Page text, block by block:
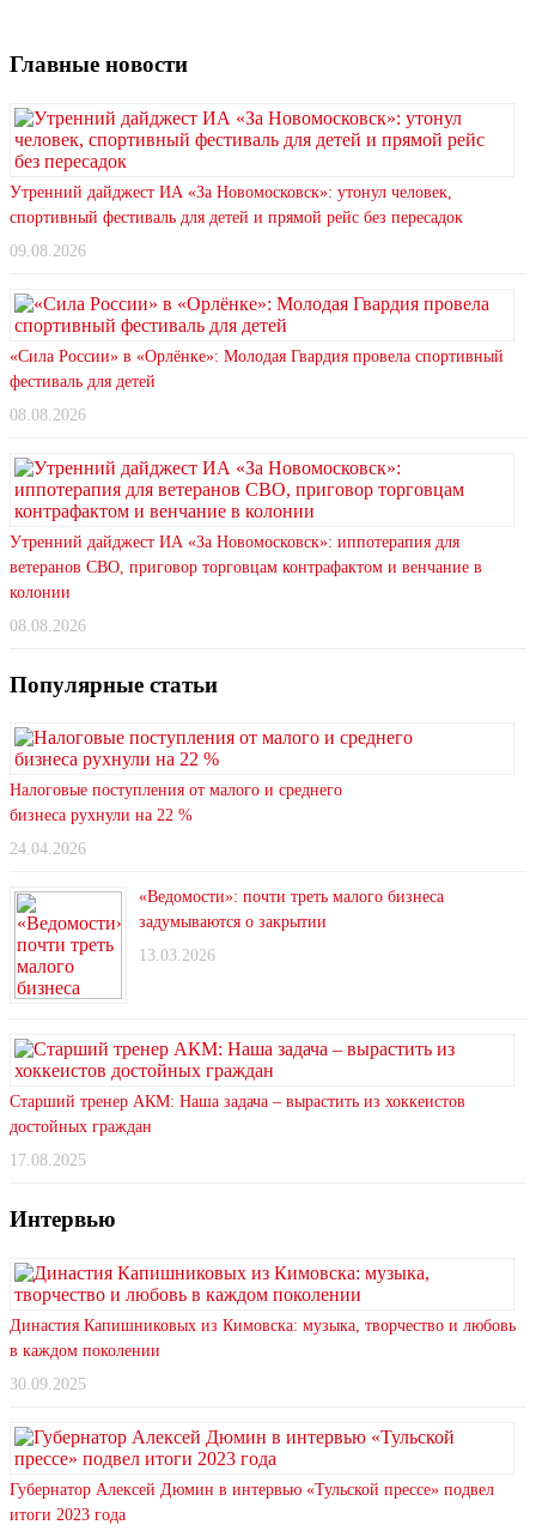
Главные новости
Утренний дайджест ИА «За Новомосковск»: утонул человек,
спортивный фестиваль для детей и прямой рейс без пересадок
09.08.2026
«Сила России» в «Орлёнке»: Молодая Гвардия провела спортивный
фестиваль для детей
08.08.2026
Утренний дайджест ИА «За Новомосковск»: иппотерапия для
ветеранов СВО, приговор торговцам контрафактом и венчание в
колонии
08.08.2026
Популярные статьи
Налоговые поступления от малого и среднего
бизнеса рухнули на 22 %
24.04.2026
«Ведомости»: почти треть малого бизнеса
задумываются о закрытии
13.03.2026
Старший тренер АКМ: Наша задача – вырастить из хоккеистов
достойных граждан
17.08.2025
Интервью
Династия Капишниковых из Кимовска: музыка, творчество и любовь
в каждом поколении
30.09.2025
Губернатор Алексей Дюмин в интервью «Тульской прессе» подвел
итоги 2023 года